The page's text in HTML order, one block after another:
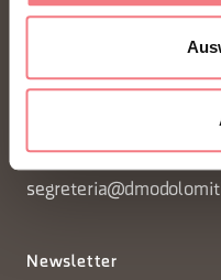
FONDAZIONE DMO
Piazza Santo Stefano 15/
Newsletter